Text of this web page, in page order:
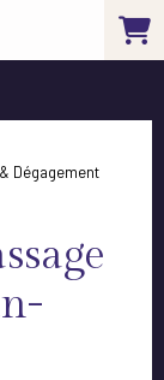
Dégagement